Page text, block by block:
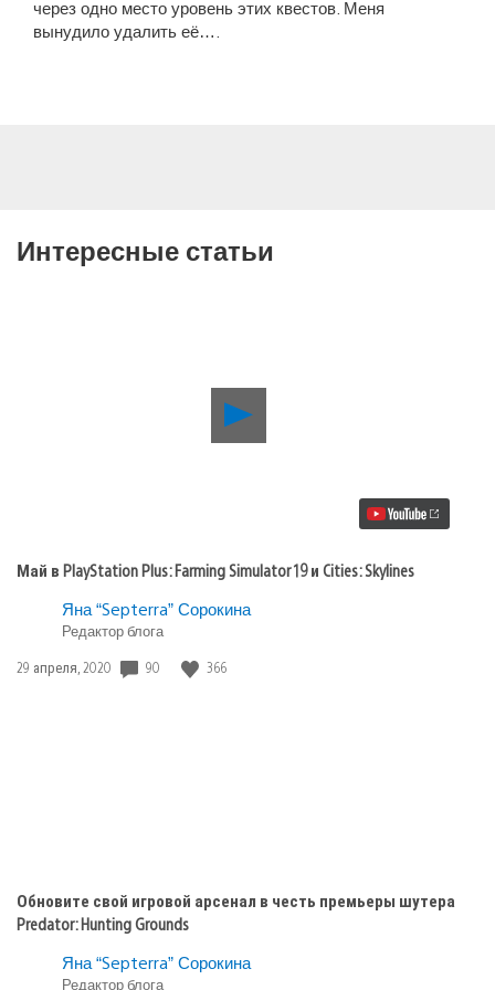
через одно место уровень этих квестов. Меня
вынудило удалить её….
Интересные статьи
Воспроизвести
Май
19
Май в PlayStation Plus: Farming Simulator 19 и Cities: Skylines
Яна “Septerra” Сорокина
Редактор блога
Дата
29 апреля, 2020 90 366
Обновите свой игровой арсенал в честь премьеры шутера
Predator: Hunting Grounds
Яна “Septerra” Сорокина
Редактор блога